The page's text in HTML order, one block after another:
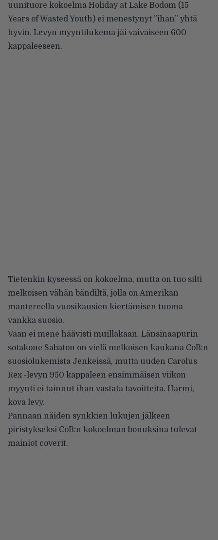
uunituore kokoelma Holiday at Lake Bodom (15
Years of Wasted Youth) ei menestynyt ”ihan” yhtä
hyvin. Levyn myyntilukema jäi vaivaiseen 600
kappaleeseen.
Tietenkin kyseessä on kokoelma, mutta on tuo silti
melkoisen vähän bändiltä, jolla on Amerikan
mantereella vuosikausien kiertämisen tuoma
vankka suosio.
Vaan ei mene häävisti muillakaan. Länsinaapurin
sotakone Sabaton on vielä melkoisen kaukana CoB:n
suosiolukemista Jenkeissä, mutta uuden Carolus
Rex -levyn 950 kappaleen ensimmäisen viikon
myynti ei tainnut ihan vastata tavoitteita. Harmi,
kova levy.
Pannaan näiden synkkien lukujen jälkeen
piristykseksi CoB:n kokoelman bonuksina tulevat
mainiot coverit.